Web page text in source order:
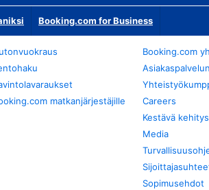
Booking.com for Business
matkanjärjestäjille
Booking.com
Careers
Kestävä kehitys
Media
Sopimusehdot